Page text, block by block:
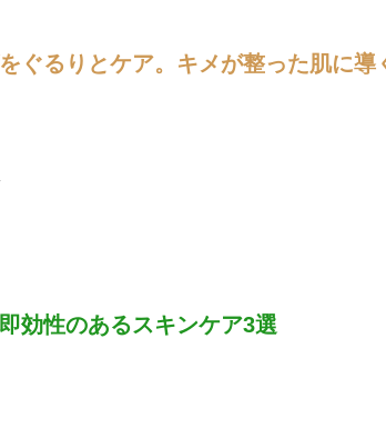
ぐるりとケア。キメが整った肌に導
効性のあるスキンケア3選